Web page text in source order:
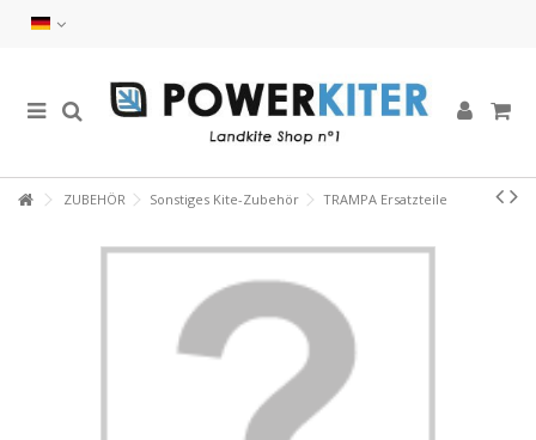
ZUBEHÖR Sonstiges Kite-Zubehör TRAMPA Ersatzteile